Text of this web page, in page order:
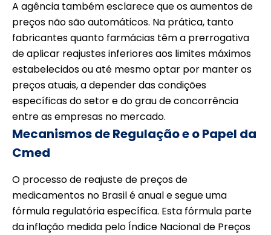
A agência também esclarece que os aumentos de
preços não são automáticos. Na prática, tanto
fabricantes quanto farmácias têm a prerrogativa
de aplicar reajustes inferiores aos limites máximos
estabelecidos ou até mesmo optar por manter os
preços atuais, a depender das condições
específicas do setor e do grau de concorrência
entre as empresas no mercado.
Mecanismos de Regulação e o Papel da
Cmed
O processo de reajuste de preços de
medicamentos no Brasil é anual e segue uma
fórmula regulatória específica. Esta fórmula parte
da inflação medida pelo Índice Nacional de Preços